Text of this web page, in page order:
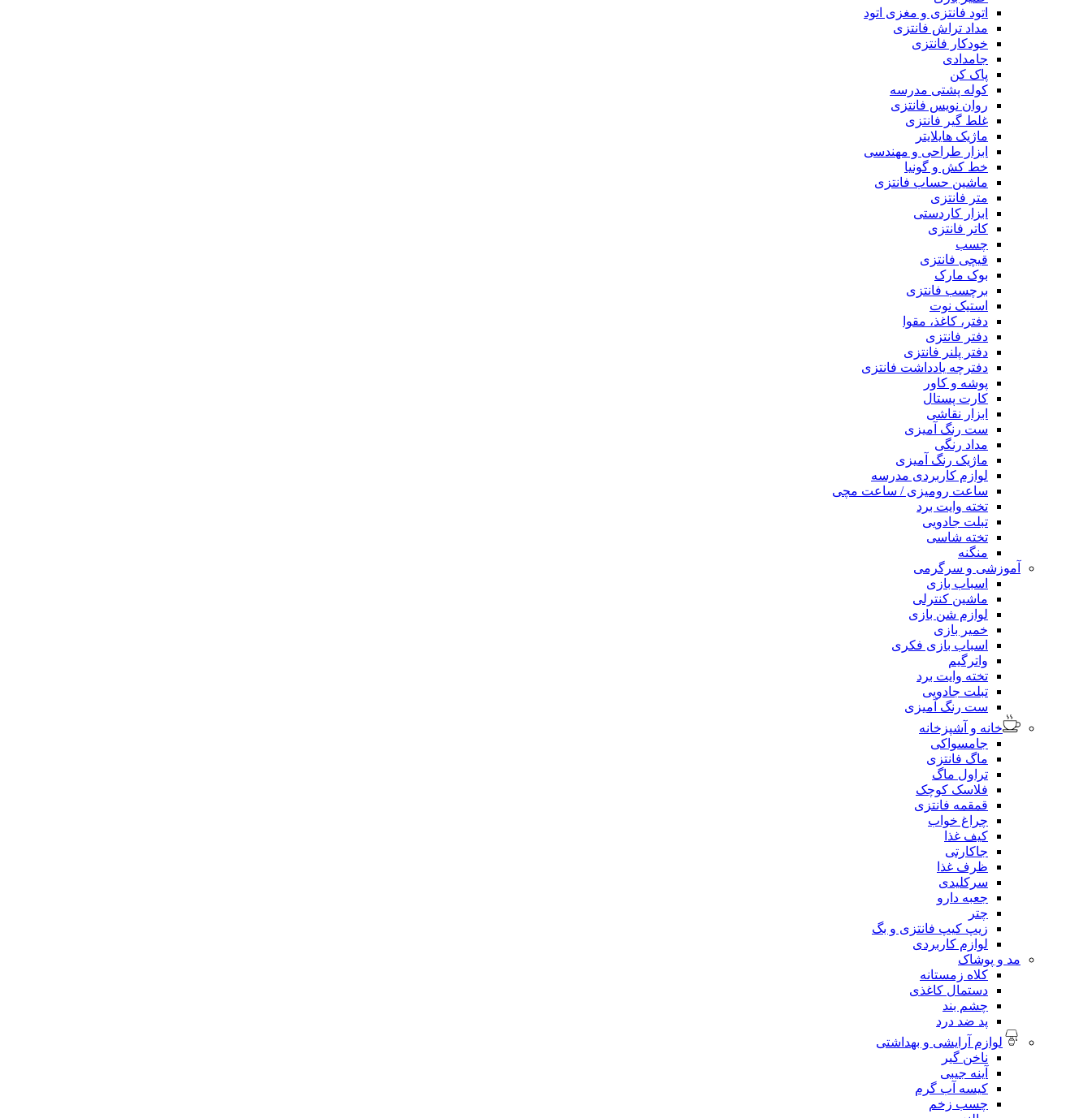
اتود فانتزی و مغزی اتود
مداد تراش فانتزی
خودکار فانتزی
جامدادی
پاک کن
کوله پشتی مدرسه
روان نویس فانتزی
غلط گیر فانتزی
ماژیک هایلایتر
ابزار طراحی و مهندسی
خط کش و گونیا
ماشین حساب فانتزی
متر فانتزی
ابزار کاردستی
کاتر فانتزی
چسب
قیچی فانتزی
بوک مارک
برچسب فانتزی
استیک نوت
دفتر، کاغذ، مقوا
دفتر فانتزی
دفتر پلنر فانتزی
دفترچه یادداشت فانتزی
پوشه و کاور
کارت پستال
ابزار نقاشی
ست رنگ آمیزی
مداد رنگی
ماژیک رنگ آمیزی
لوازم کاربردی مدرسه
ساعت رومیزی / ساعت مچی
تخته وایت برد
تبلت جادویی
تخته شاسی
منگنه
آموزشی و سرگرمی
اسباب بازی
ماشین کنترلی
لوازم شن بازی
خمیر بازی
اسباب بازی فکری
واترگیم
تخته وایت برد
تبلت جادویی
ست رنگ آمیزی
خانه و آشپزخانه
جامسواکی
ماگ فانتزی
تراول ماگ
فلاسک کوچک
قمقمه فانتزی
چراغ خواب
کیف غذا
جاکارتی
ظرف غذا
سرکلیدی
جعبه دارو
چتر
زیپ کیپ فانتزی و بگ
لوازم کاربردی
مد و پوشاک
کلاه زمستانه
دستمال کاغذی
چشم بند
پد ضد درد
لوازم آرایشی و بهداشتی
ناخن گیر
آینه جیبی
کیسه آب گرم
چسب زخم